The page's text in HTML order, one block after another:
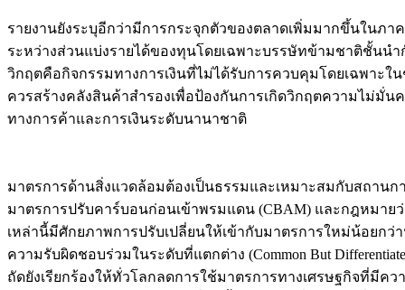
รายงานยังระบุอีกว่ามีการกระจุกตัวของตลาดเพิ่มมากขึ้นในภ
ระหว่างส่วนแบ่งรายได้ของทุนโดยเฉพาะบรรษัทข้ามชาติชั้นน
วิกฤตคือกิจกรรมทางการเงินที่ไม่ได้รับการควบคุมโดยเฉพาะใ
ควรสร้างคลังสินค้าสำรองเพื่อป้องกันการเกิดวิกฤตความไม่
ทางการค้าและการเงินระดับนานาชาติ
มาตรการด้านสิ่งแวดล้อมต้องเป็นธรรมและเหมาะสมกับสถานก
มาตรการปรับคาร์บอนก่อนเข้าพรมแดน (CBAM) และกฎหมาย
เหล่านี้มีศักยภาพการปรับเปลี่ยนให้เข้ากับมาตรการใหม่น้อยกว่า
ความรับผิดชอบร่วมในระดับที่แตกต่าง (Common But
ถัดยังเรียกร้องให้ทั่วโลกลดการใช้มาตรการทางเศรษฐกิจที่มีค